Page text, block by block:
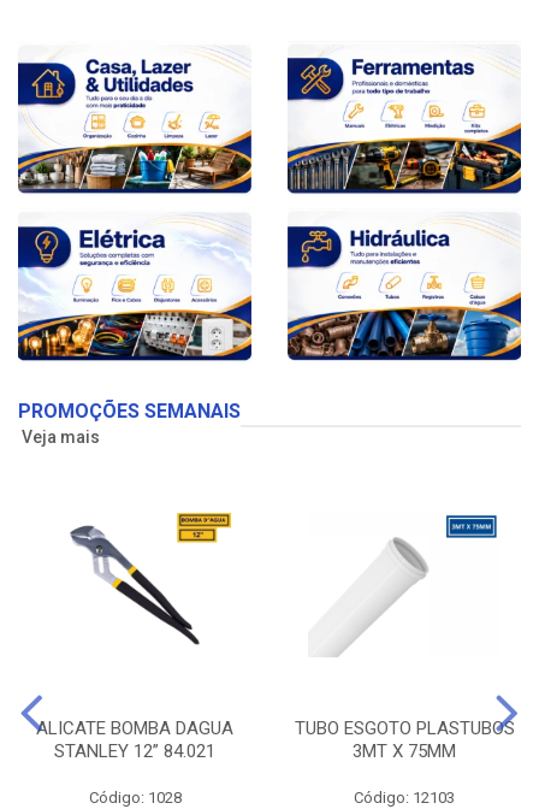
PROMOÇÕES SEMANAIS
Veja mais
ALICATE BOMBA DAGUA
STANLEY 12” 84.021
Código: 1028
TUBO ESGOTO PLASTUBOS
3MT X 75MM
Código: 12103